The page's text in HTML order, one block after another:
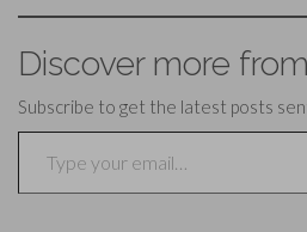
Discover more
Subscribe to get the latest posts
Type your email…